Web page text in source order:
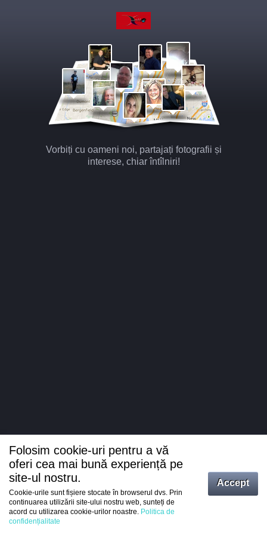
Vorbiți cu oameni noi, partajați fotografii și
interese, chiar întîlniri!
Intrați
Folosim cookie-uri pentru a vă
oferi cea mai bună experiență pe
site-ul nostru.
Cookie-urile sunt fișiere stocate în browserul dvs. Prin
continuarea utilizării site-ului nostru web, sunteți de
acord cu utilizarea cookie-urilor noastre. Politica de
confidențialitate
Accept